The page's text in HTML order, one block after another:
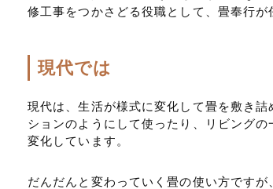
修工事をつかさどる役職として、畳奉行
現代では
現代は、生活が様式に変化して畳を敷き
ションのようにして使ったり、リビング
変化しています。
だんだんと変わっていく畳の使い方です